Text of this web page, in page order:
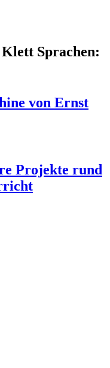
Sprachen:
von Ernst
Projekte rund